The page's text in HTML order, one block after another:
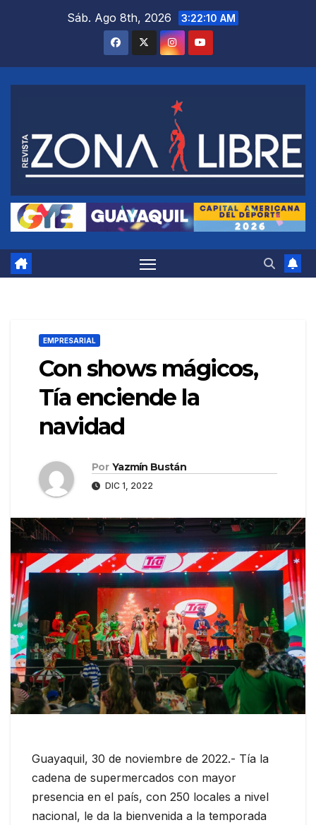
Sáb. Ago 8th, 2026 3:22:11 AM
EMPRESARIAL
Con shows mágicos,
Tía enciende la
navidad
Por Yazmín Bustán
DIC 1, 2022
Guayaquil, 30 de noviembre de 2022.- Tía la
cadena de supermercados con mayor
presencia en el país, con 250 locales a nivel
nacional, le da la bienvenida a la temporada